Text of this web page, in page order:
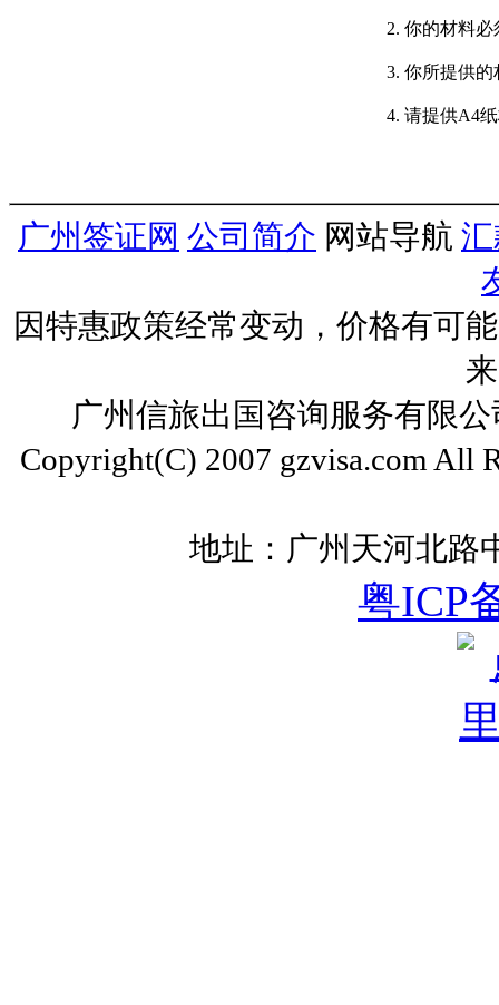
2. 你的材料
3. 你所提供
4. 请提供A4
广州签证网 公司简介 网站导航
因特惠政策经常变动，价格有可
广州信旅出国咨询服务有限
Copyright(C) 2007 gzvisa.com All
地址：广州天河北路
粤ICP